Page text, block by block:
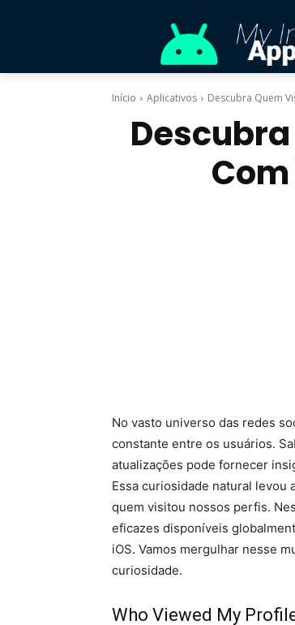
Início Aplicativos Descubra Quem
No vasto universo das redes
constante entre os usuários.
atualizações pode fornecer
Essa curiosidade natural
quem visitou nossos perfis.
eficazes disponíveis
iOS. Vamos mergulhar nesse
curiosidade.
Who Viewed My